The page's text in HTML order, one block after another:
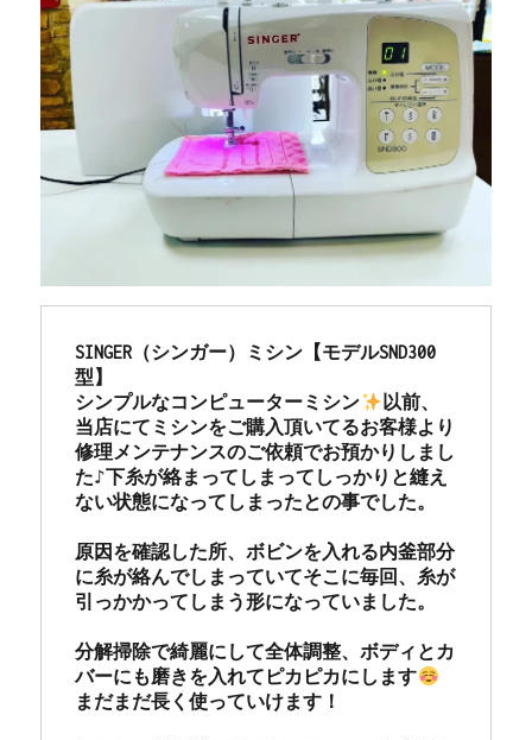
SINGER（シンガー）ミシン【モデルSND300
型】
シンプルなコンピューターミシン
以前、
当店にてミシンをご購入頂いてるお客様より
修理メンテナンスのご依頼でお預かりしまし
た♪下糸が絡まってしまってしっかりと縫え
ない状態になってしまったとの事でした。
原因を確認した所、ボビンを入れる内釜部分
に糸が絡んでしまっていてそこに毎回、糸が
引っかかってしまう形になっていました。
分解掃除で綺麗にして全体調整、ボディとカ
バーにも磨きを入れてピカピカにします
まだまだ長く使っていけます！